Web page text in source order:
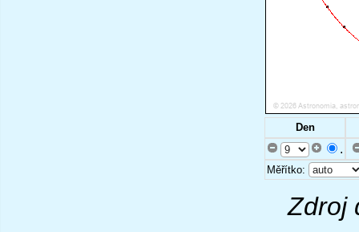
Den
.
Měřítko:
Zdroj